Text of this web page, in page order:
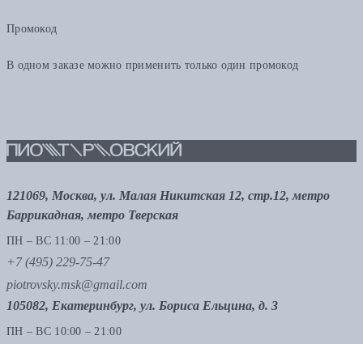
Промокод
В одном заказе можно применить только один промокод
121069, Москва, ул. Малая Никитская 12, стр.12, метро
Баррикадная, метро Тверская
ПН – ВС 11:00 – 21:00
+7 (495) 229-75-47
piotrovsky.msk@gmail.com
105082, Екатеринбург, ул. Бориса Ельцина, д. 3
ПН – ВС 10:00 – 21:00